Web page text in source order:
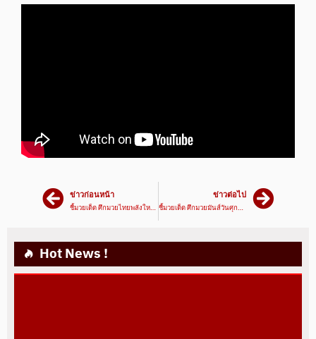
ข่าวก่อนหน้า
ชี้มวยเด็ด ศึกมวยไทยพลังใหม่ โดย กุ้ยช้าย ซ้ายตรง | 19/04/66 | มวยเด็ด789
ข่าวต่อไป
ชี้มวยเด็ด ศึกมวยมันส์วันศุกร์ โดย อ๊อด เคโอ | 21/04/66 | มวยเด็ด789
Hot News !